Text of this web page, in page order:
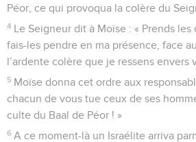
Péor, ce qui provoqua la colère du
4 Le Seigneur dit à Moïse : « Prends
fais-les pendre en ma présence, face
l’ardente colère que je ressens envers
5 Moïse donna cet ordre aux
chacun de vous tue ceux de ses
culte du Baal de Péor ! »
6 A ce moment-là un Israélite arriva